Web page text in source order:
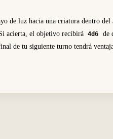
de luz hacia una criatura dentro
acierta, el objetivo recibirá 4d6
de
de tu siguiente turno tendrá